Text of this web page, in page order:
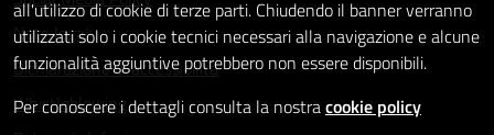
Note legali
Dichiarazione di accessibilità
Whistleblowing
all'utilizzo di cookie di terze parti. Chiudendo il banner verranno
utilizzati solo i cookie tecnici necessari alla navigazione e alcune
funzionalità aggiuntive potrebbero non essere disponibili.
Per conoscere i dettagli consulta la nostracookie policy